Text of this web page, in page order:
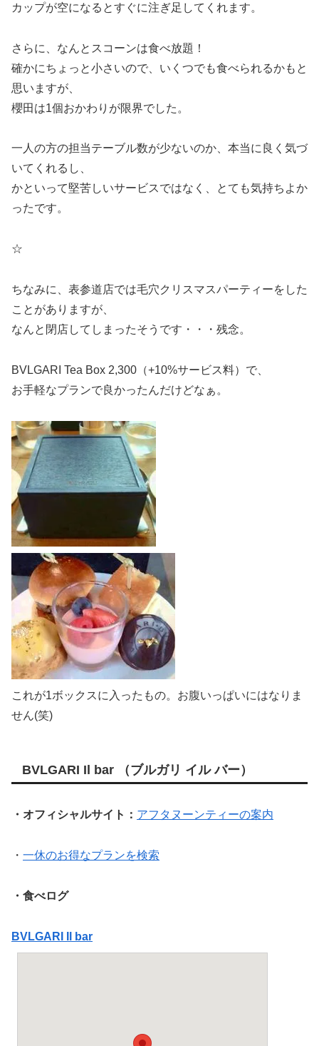
カップが空になるとすぐに注ぎ足してくれます。
さらに、なんとスコーンは食べ放題！
確かにちょっと小さいので、いくつでも食べられるかもと
思いますが、
櫻田は1個おかわりが限界でした。
一人の方の担当テーブル数が少ないのか、本当に良く気づ
いてくれるし、
かといって堅苦しいサービスではなく、とても気持ちよか
ったです。
☆
ちなみに、表参道店では毛穴クリスマスパーティーをした
ことがありますが、
なんと閉店してしまったそうです・・・残念。
BVLGARI Tea Box 2,300（+10%サービス料）で、
お手軽なプランで良かったんだけどなぁ。
これが1ボックスに入ったもの。お腹いっぱいにはなりま
せん(笑)
BVLGARI Il bar （ブルガリ イル バー）
・オフィシャルサイト： アフタヌーンティーの案内
・ 一休のお得なプランを検索
・食べログ
BVLGARI Il bar